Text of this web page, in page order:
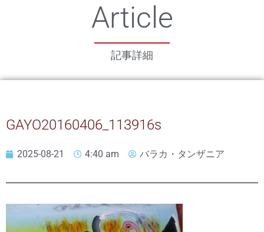
Article
記事詳細
GAYO20160406_113916s
2025-08-21 4:40 am バラカ・タンザニア